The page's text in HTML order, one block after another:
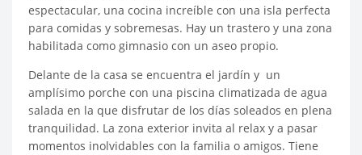
espectacular, una cocina increíble con una isla perfecta
para comidas y sobremesas. Hay un trastero y una zona
habilitada como gimnasio con un aseo propio.
Delante de la casa se encuentra el jardín y un
amplísimo porche con una piscina climatizada de agua
salada en la que disfrutar de los días soleados en plena
tranquilidad. La zona exterior invita al relax y a pasar
momentos inolvidables con la familia o amigos. Tiene